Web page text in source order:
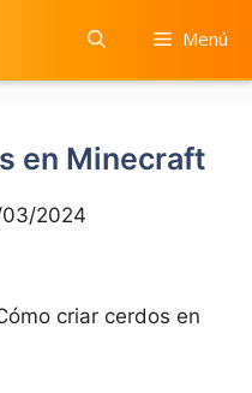
Menú
en Minecraft
2024
criar cerdos en